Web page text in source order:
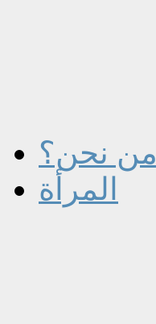
من نحن؟
المرأة